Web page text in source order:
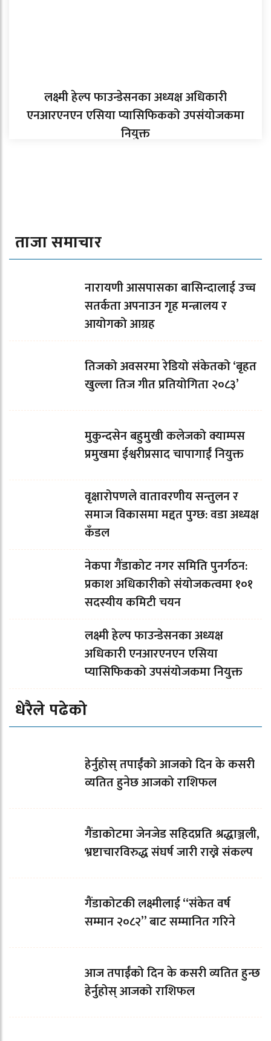
लक्ष्मी हेल्प फाउन्डेसनका अध्यक्ष अधिकारी
एनआरएनएन एसिया प्यासिफिकको उपसंयोजकमा
नियुक्त
ताजा समाचार
नारायणी आसपासका बासिन्दालाई उच्च
सतर्कता अपनाउन गृह मन्त्रालय र
आयोगको आग्रह
तिजको अवसरमा रेडियो संकेतको ‘बृहत
खुल्ला तिज गीत प्रतियोगिता २०८३’
मुकुन्दसेन बहुमुखी कलेजको क्याम्पस
प्रमुखमा ईश्वरीप्रसाद चापागाईं नियुक्त
वृक्षारोपणले वातावरणीय सन्तुलन र
समाज विकासमा मद्दत पुग्छ: वडा अध्यक्ष
कँडल
नेकपा गैंडाकोट नगर समिति पुनर्गठन:
प्रकाश अधिकारीको संयोजकत्वमा १०१
सदस्यीय कमिटी चयन
लक्ष्मी हेल्प फाउन्डेसनका अध्यक्ष
अधिकारी एनआरएनएन एसिया
प्यासिफिकको उपसंयोजकमा नियुक्त
धेरैले पढेको
हेर्नुहोस् तपाईंको आजको दिन के कसरी
व्यतित हुनेछ आजको राशिफल
गैंडाकोटमा जेनजेड सहिदप्रति श्रद्धाञ्जली,
भ्रष्टाचारविरुद्ध संघर्ष जारी राख्ने संकल्प
गैंडाकोटकी लक्ष्मीलाई “संकेत वर्ष
सम्मान २०८२” बाट सम्मानित गरिने
आज तपाईँको दिन के कसरी व्यतित हुन्छ
हेर्नुहोस् आजको राशिफल